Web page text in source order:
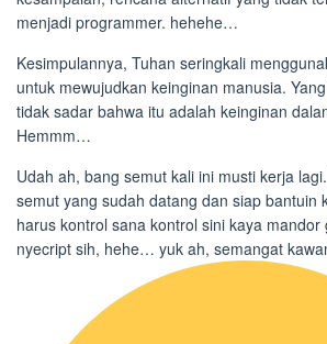
menjadi programmer. hehehe…
Kesimpulannya, Tuhan seringkali
untuk mewujudkan keinginan manusia.
tidak sadar bahwa itu adalah keinginan
Hemmm…
Udah ah, bang semut kali ini musti kerja
semut yang sudah datang dan siap bantuin
harus kontrol sana kontrol sini kaya mandor
nyecript sih, hehe… yuk ah, semangat